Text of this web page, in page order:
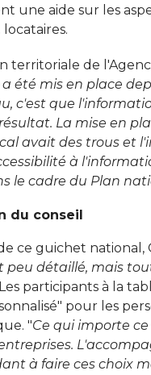
une aide sur les
territoriale de
été mis en place
c'est que
La mise en
avait des trous et
à
le cadre du Plan
du conseil
ce guichet national,
peu détaillé, mais
participants à la
pour les
"Ce qui importe
à faire ces choix